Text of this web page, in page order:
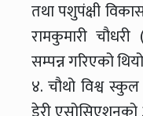
तथा पशुपंक्षी
रामकुमारी
सम्पन्न गरिएको
४. चौथो विश्व